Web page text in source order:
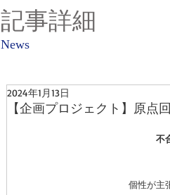
記事詳細
News
【企画プロジェクト】原点
2024年1月13日
不
個性が主